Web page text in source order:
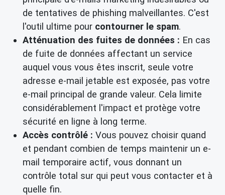
de tentatives de phishing malveillantes. C'est
l'outil ultime pour contourner le spam.
Atténuation des fuites de données : En cas
de fuite de données affectant un service
auquel vous vous êtes inscrit, seule votre
adresse e-mail jetable est exposée, pas votre
e-mail principal de grande valeur. Cela limite
considérablement l'impact et protège votre
sécurité en ligne à long terme.
Accès contrôlé : Vous pouvez choisir quand
et pendant combien de temps maintenir un e-
mail temporaire actif, vous donnant un
contrôle total sur qui peut vous contacter et à
quelle fin.